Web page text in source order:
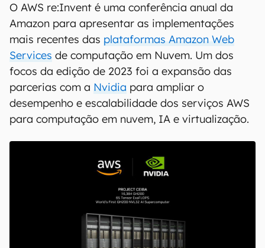
O AWS re:Invent é uma conferência anual da
Amazon para apresentar as implementações
mais recentes das plataformas Amazon Web
Services de computação em Nuvem. Um dos
focos da edição de 2023 foi a expansão das
parcerias com a Nvidia para ampliar o
desempenho e escalabilidade dos serviços AWS
para computação em nuvem, IA e virtualização.